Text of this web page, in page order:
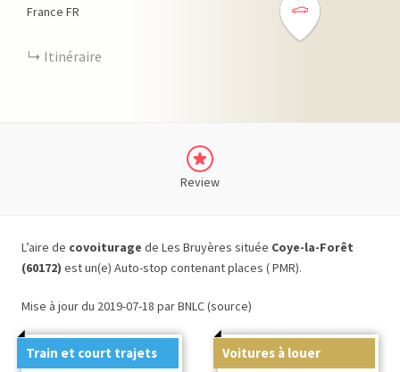
France FR
Itinéraire
Review
L’aire de covoiturage de Les Bruyères située Coye-la-Forêt
(60172) est un(e) Auto-stop contenant places ( PMR).
Mise à jour du 2019-07-18 par BNLC (source)
Train et court trajets Voitures à louer